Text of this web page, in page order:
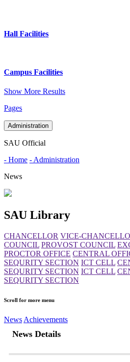
Hall Facilities
Campus Facilities
Show More Results
Pages
Administration
SAU Official
- Home - Administration
News
SAU Library
CHANCELLOR VICE-
COUNCIL PROVOST COUNCIL
PROCTOR OFFICE CENTRAL
SEQURITY SECTION ICT CELL
SEQURITY SECTION ICT CELL
SEQURITY SECTION
Scroll for more menu
News Achievements
News Details